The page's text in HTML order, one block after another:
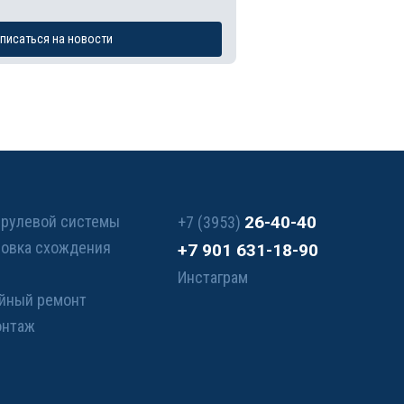
на новости
системы
схождения
ремонт
+7 (3953) 26-40-40
+7 901 631-18-90
Инстаграм